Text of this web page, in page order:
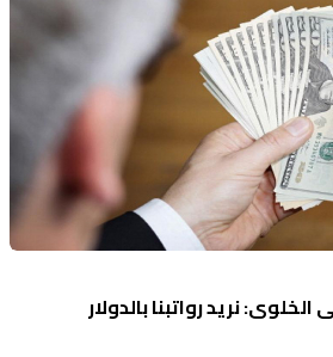
نريد رواتبنا بالدولار